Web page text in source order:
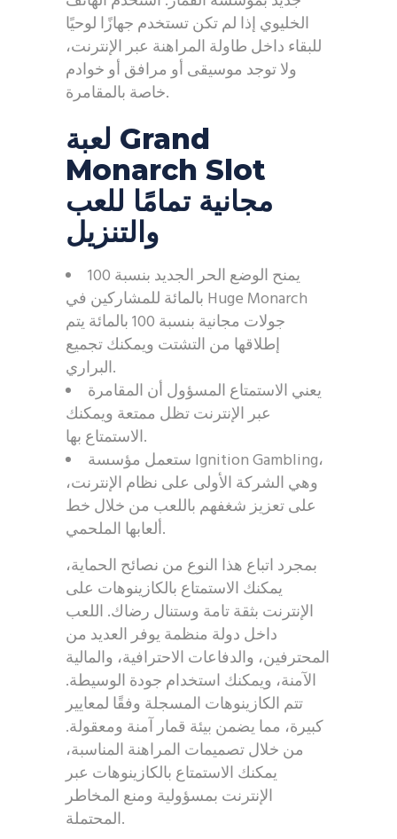
الخليوي إذا لم تكن تستخدم جهازًا لوحيًا
للبقاء داخل طاولة المراهنة عبر الإنترنت،
ولا توجد موسيقى أو مرافق أو خوادم
خاصة بالمقامرة.
لعبة Grand
Monarch Slot
مجانية تمامًا للعب
والتنزيل
يمنح الوضع الحر الجديد بنسبة 100
بالمائة للمشاركين في Huge Monarch
جولات مجانية بنسبة 100 بالمائة يتم
إطلاقها من التشتت ويمكنك تجميع
البراري.
يعني الاستمتاع المسؤول أن المقامرة
عبر الإنترنت تظل ممتعة ويمكنك
الاستمتاع بها.
ستعمل مؤسسة Ignition Gambling،
وهي الشركة الأولى على نظام الإنترنت،
على تعزيز شغفهم باللعب من خلال خط
ألعابها الملحمي.
بمجرد اتباع هذا النوع من نصائح الحماية،
يمكنك الاستمتاع بالكازينوهات على
الإنترنت بثقة تامة وستنال رضاك. اللعب
داخل دولة منظمة يوفر العديد من
المحترفين، والدفاعات الاحترافية، والمالية
الآمنة، ويمكنك استخدام جودة الوسيطة.
تتم الكازينوهات المسجلة وفقًا لمعايير
كبيرة، مما يضمن بيئة قمار آمنة ومعقولة.
من خلال تصميمات المراهنة المناسبة،
يمكنك الاستمتاع بالكازينوهات عبر
الإنترنت بمسؤولية ومنع المخاطر
المحتملة.